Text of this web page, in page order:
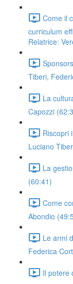
Come il
curriculum
Relatrice:
Tiberi,
La
Capozzi
Riscopri
Luciano
La
(60:41)
Come
Abondio
Le armi
Federica
Il potere